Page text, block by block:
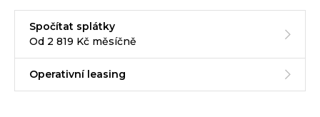
Spočítat splátky
Od 2 819 Kč měsíčně
Operativní leasing